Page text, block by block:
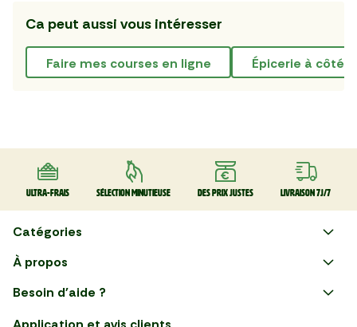
Ca peut aussi vous intéresser
faire mes courses en ligne épicerie à côté
Ultra-frais Sélection minutieuse Des prix justes Livraison 7J/7
Catégories
Faire ses courses en ligne
À propos
Besoin d'aide ?